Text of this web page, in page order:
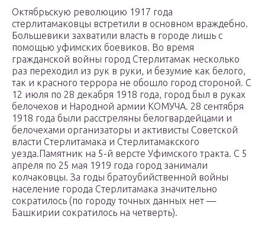
Октябрьскую революцию 1917 года
стерлитамаковцы встретили в основном враждебно.
Большевики захватили власть в городе лишь с
помощью уфимских боевиков. Во время
гражданской войны город Стерлитамак несколько
раз переходил из рук в руки, и безумие как белого,
так и красного террора не обошло город стороной. С
12 июля по 28 декабря 1918 года, город был в руках
белочехов и Народной армии КОМУЧА. 28 сентября
1918 года были расстреляны белогвардейцами и
белочехами организаторы и активисты Советской
власти Стерлитамака и Стерлитамакского
уезда.Памятник на 5-й версте Уфимского тракта. С 5
апреля по 25 мая 1919 года город занимали
колчаковцы. За годы братоубийственной войны
население города Стерлитамака значительно
сократилось (по городу точных данных нет —
Башкирии сократилось на четверть).